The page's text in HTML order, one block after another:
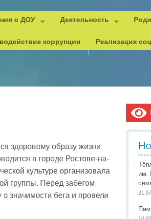
о ДОУ
Документы для рейтинга
и меры поддержки обучающихся
услуги
хозяйственная деятельность
Деятельность
Методическая копилка
Безопасность
ГО и
Инновационная
Проектная деятельность
Всемирный День
Наставничество
Мероприятия детского сада
коррупции Реализация
здоровому образу жизни
в городе Ростове-на-
культуре организовала
группы. Перед забегом
значимости бега и провели
им.